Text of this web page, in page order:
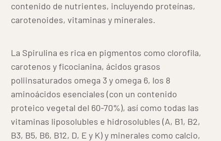
contenido de nutrientes, incluyendo proteínas,
carotenoides, vitaminas y minerales.
La Spirulina es rica en pigmentos como clorofila,
carotenos y ficocianina, ácidos grasos
poliinsaturados omega 3 y omega 6, los 8
aminoácidos esenciales (con un contenido
proteico vegetal del 60-70%), así como todas las
vitaminas liposolubles e hidrosolubles (A, B1, B2,
B3, B5, B6, B12, D, E y K) y minerales como calcio,